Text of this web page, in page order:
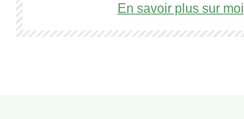
En savoir plus sur moi